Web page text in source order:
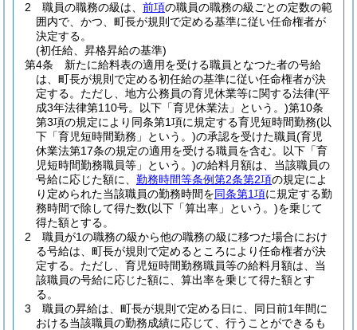
2
職員の職務の級は、 前項の職員の職務の級ごとの定数の範
囲内で、かつ、町長が規則で定める基準に従い任命権者が
決定する。
(初任給、昇格昇給の基準)
第4条
新たに給料表の適用を受ける職員となつた者の号給
は、町長が規則で定める初任給の基準に従い任命権者が決
定する。 ただし、地方公務員の育児休業等に関する法律(平
成3年法律第110号。以下「育児休業法」という。)第10条
第3項の規定により同条第1項に規定する育児短時間勤務(以
下「育児短時間勤務」という。)の承認を受けた職員(育児
休業法第17条の規定の適用を受ける職員を含む。以下「育
児短時間勤務職員等」という。)の給料月額は、当該職員の
号給に応じた額に、 勤務時間等条例第2条第2項の規定によ
り定められた当該職員の勤務時間を同条第1項に規定する勤
務時間で除して得た数(以下「算出率」という。)を乗じて
得た額とする。
2
職員が1の職務の級から他の職務の級に移つた場合におけ
る号給は、町長が規則で定めるところにより任命権者が決
定する。 ただし、育児短時間勤務職員等の給料月額は、当
該職員の号給に応じた額に、算出率を乗じて得た額とす
る。
3
職員の昇給は、町長が規則で定める日に、同日前1年間に
おける当該職員の勤務成績に応じて、行うことができるも